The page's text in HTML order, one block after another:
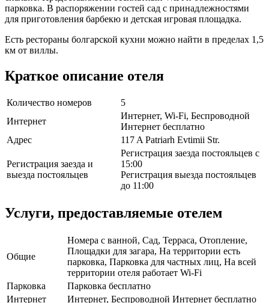
парковка. В распоряжении гостей сад с принадлежностями
для приготовления барбекю и детская игровая площадка.
Есть рестораны болгарской кухни можно найти в пределах 1,5
км от виллы.
Краткое описание отеля
Количество номеров
5
Интернет
Интернет, Wi-Fi, Беспроводной
Интернет бесплатно
Адрес
117 A Patriarh Evtimii Str.
Регистрация заезда и
выезда постояльцев
Регистрация заезда постояльцев с
15:00
Регистрация выезда постояльцев
до 11:00
Услуги, предоставляемые отелем
Общие
Номера с ванной, Сад, Терраса, Отопление,
Площадки для загара, На территории есть
парковка, Парковка для частных лиц, На всей
территории отеля работает Wi-Fi
Парковка
Парковка бесплатно
Интернет
Интернет, Беспроводной Интернет бесплатно